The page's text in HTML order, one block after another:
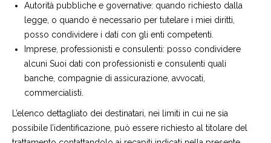
Autorità pubbliche e governative: quando richiesto dalla
legge, o quando è necessario per tutelare i miei diritti,
posso condividere i dati con gli enti competenti.
Imprese, professionisti e consulenti: posso condividere
alcuni Suoi dati con professionisti e consulenti quali
banche, compagnie di assicurazione, avvocati,
commercialisti.
L’elenco dettagliato dei destinatari, nei limiti in cui ne sia
possibile l’identificazione, può essere richiesto al titolare del